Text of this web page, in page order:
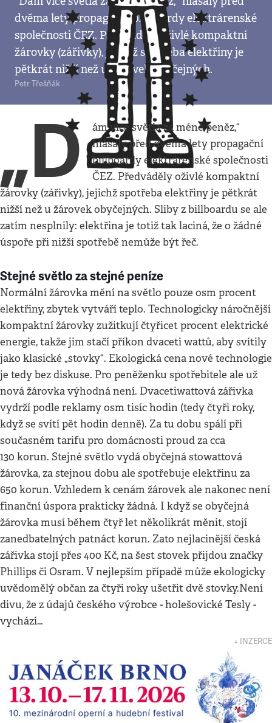
dvěma lety propagační billboardy elektrárenské
společnosti ČEZ. Předváděly oživlé kompaktní
žárovky (zářivky), jejichž spotřeba elektřiny je
pětkrát nižší než u žárovek obyčejných.
Petr Třešňák
„D
ám více světla za méně peněz,“
hlásaly před dvěma lety propagační
billboardy elektrárenské společnosti
ČEZ. Předváděly oživlé kompaktní
žárovky (zářivky), jejichž spotřeba elektřiny je pětkrát
nižší než u žárovek obyčejných. Sliby z billboardu se ale
zatím nesplnily: elektřina je totiž tak laciná, že o žádné
úspoře při nižší spotřebě nemůže být řeč.
Stejné světlo za stejné peníze
Normální žárovka mění na světlo pouze osm procent
elektřiny, zbytek vytváří teplo. Technologicky náročnější
kompaktní žárovky zužitkují čtyřicet procent elektrické
energie, takže jim stačí příkon dvaceti wattů, aby svítily
jako klasické „stovky“. Ekologická cena nové technologie
je tedy bez diskuse. Pro peněženku spotřebitele ale už
nová žárovka výhodná není. Dvacetiwattová zářivka
vydrží podle reklamy osm tisíc hodin (tedy čtyři roky,
když se svítí pět hodin denně). Za tu dobu spálí při
současném tarifu pro domácnosti proud za cca
130 korun. Stejné světlo vydá obyčejná stowattová
žárovka, za stejnou dobu ale spotřebuje elektřinu za
650 korun. Vzhledem k cenám žárovek ale nakonec není
finanční úspora prakticky žádná. I když se obyčejná
žárovka musí během čtyř let několikrát měnit, stojí
zanedbatelných patnáct korun. Zato nejlacinější česká
zářivka stojí přes 400 Kč, na šest stovek přijdou značky
Phillips či Osram. V nejlepším případě může ekologicky
uvědomělý občan za čtyři roky ušetřit dvě stovky.Není
divu, že z údajů českého výrobce - holešovické Tesly -
vychází…
↓ INZERCE